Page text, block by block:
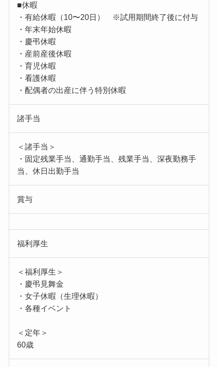
■休暇
・有給休暇（10〜20日） ※試用期間終了後に付与
・年末年始休暇
・慶弔休暇
・産前産後休暇
・育児休暇
・看護休暇
・配偶者の出産に伴う特別休暇
諸手当
＜諸手当＞
・固定残業手当、通勤手当、残業手当、深夜勤務手
当、休日出勤手当
賞与
福利厚生
＜福利厚生＞
・慶弔見舞金
・女子休暇（生理休暇）
・各種イベント
＜定年＞
60歳